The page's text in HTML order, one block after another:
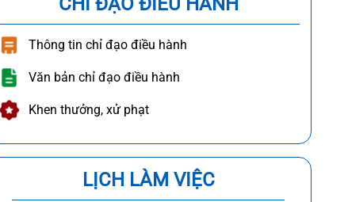
Thông tin chỉ đạo điều hành
Văn bản chỉ đạo điều hành
Khen thưởng, xử phạt
LỊCH LÀM VIỆC